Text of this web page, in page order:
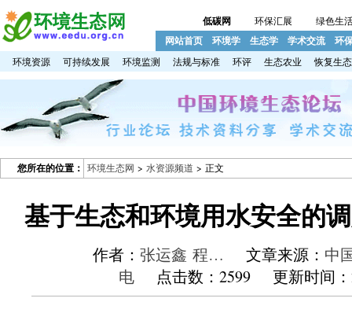
低碳网 环保汇展 绿色生
网站首页 环境学 生态学 学术交流 环
环境资源 可持续发展 环境监测 法规与标准 环评 生态农业 恢复生态
您所在的位置： 环境生态网 > 水资源频道 > 正文
基于生态和环境用水安全的
作者： 张运鑫 程… 文章来源： 中
电 点击数：2599 更新时间：